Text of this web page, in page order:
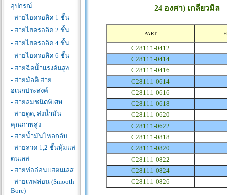
อุปกรณ์
- สายไฮดรอลิค 1 ชั้น
- สายไฮดรอลิค 2 ชั้น
- สายไฮดรอลิค 4 ชั้น
- สายไฮดรอลิค 6 ชั้น
- สายฉีดน้ำแรงดันสูง
- สายมัลติ สาย
อเนกประสงค์
- สายลมชนิดพิเศษ
- สายดูด, ส่งน้ำมัน
คุณภาพสูง
- สายน้ำมันไหลกลับ
- สายลวด 1,2 ชั้นหุ้มแส
ตนเลส
- สายท่ออ่อนแสตนเลส
- สายเทฟล่อน (Smooth
Bore)
24 องศา) เกลียวมิล
PART
C28111-0412
C28111-0414
C28111-0416
C28111-0614
C28111-0616
C28111-0618
C28111-0620
C28111-0622
C28111-0818
C28111-0820
C28111-0822
C28111-0824
C28111-0826